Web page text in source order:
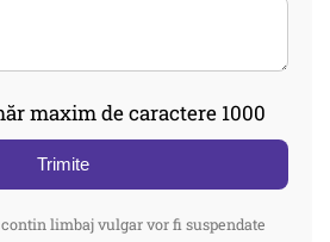
maxim de caractere 1000
Trimite
limbaj vulgar vor fi suspendate